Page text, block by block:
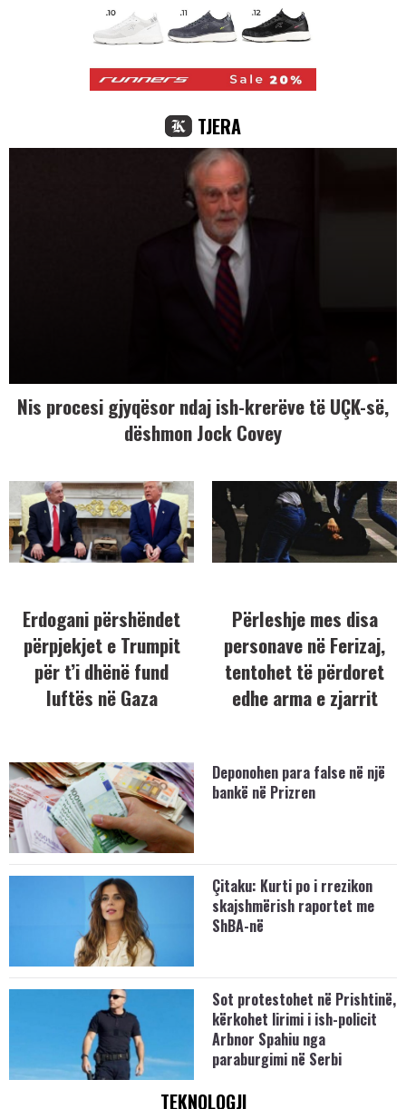
TJERA
Nis procesi gjyqësor ndaj ish-krerëve të UÇK-së,
dëshmon Jock Covey
Erdogani përshëndet
përpjekjet e Trumpit
për t’i dhënë fund
luftës në Gaza
Përleshje mes disa
personave në Ferizaj,
tentohet të përdoret
edhe arma e zjarrit
Deponohen para false në një
bankë në Prizren
Çitaku: Kurti po i rrezikon
skajshmërish raportet me
ShBA-në
Sot protestohet në Prishtinë,
kërkohet lirimi i ish-policit
Arbnor Spahiu nga
paraburgimi në Serbi
TEKNOLOGJI